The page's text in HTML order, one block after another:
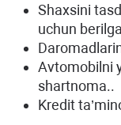
Shaxsini
uchun
Avtomobilni
shartnoma..
Kredit